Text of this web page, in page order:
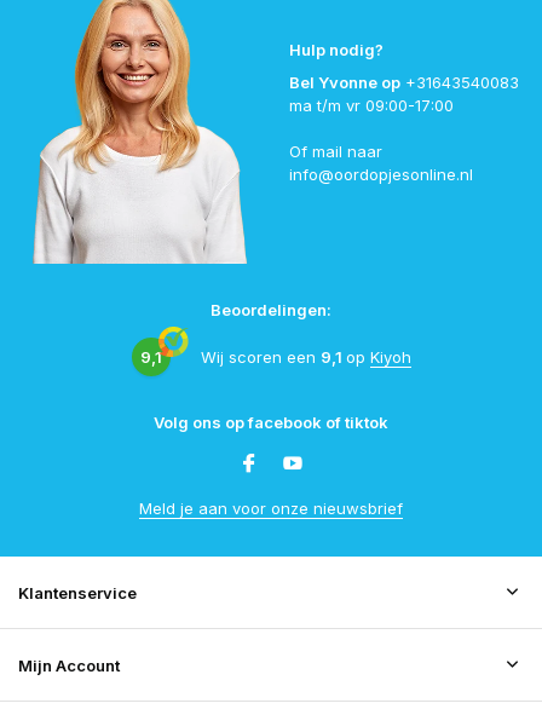
Hulp nodig?
Bel Yvonne op +31643540083
ma t/m vr 09:00-17:00
Of mail naar
info@oordopjesonline.nl
Beoordelingen:
9,1 Wij scoren een 9,1 op Kiyoh
Volg ons op facebook of tiktok
Meld je aan voor onze nieuwsbrief
Klantenservice
Mijn Account